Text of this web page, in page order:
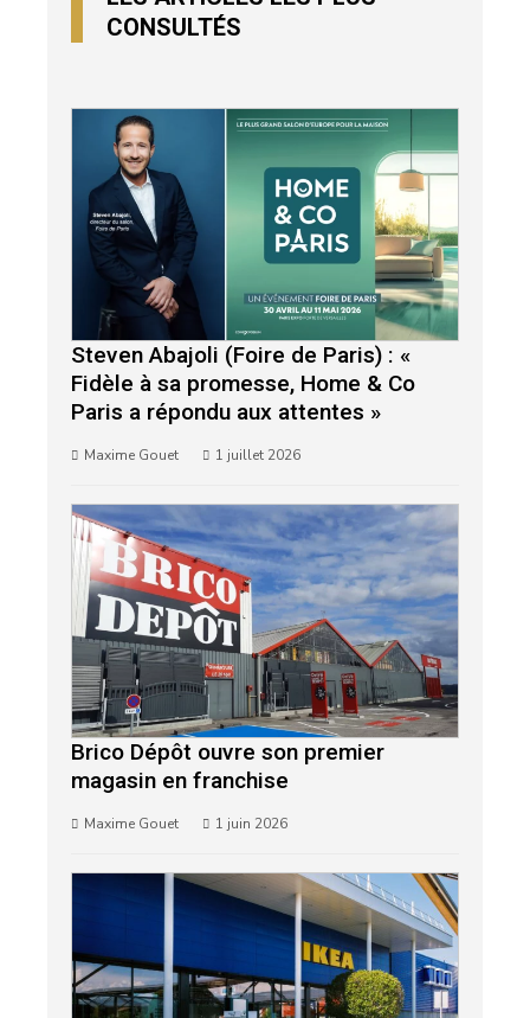
CONSULTÉS
Steven Abajoli (Foire de Paris) : «
Fidèle à sa promesse, Home & Co
Paris a répondu aux attentes »
Maxime Gouet 1 juillet 2026
Brico Dépôt ouvre son premier
magasin en franchise
Maxime Gouet 1 juin 2026